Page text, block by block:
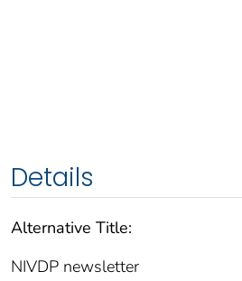
Details
Alternative Title:
NIVDP newsletter